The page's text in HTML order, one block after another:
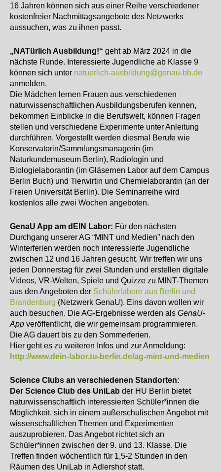
16 Jahren können sich aus einer Reihe verschiedener
kostenfreier Nachmittagsangebote des Netzwerks
aussuchen, was zu ihnen passt.
„NATürlich Ausbildung!“ geht ab März 2024 in die
nächste Runde. Interessierte Jugendliche ab Klasse 9
können sich unter natuerlich-ausbildung@genau-bb.de
anmelden.
Die Mädchen lernen Frauen aus verschiedenen
naturwissenschaftlichen Ausbildungsberufen kennen,
bekommen Einblicke in die Berufswelt, können Fragen
stellen und verschiedene Experimente unter Anleitung
durchführen. Vorgestellt werden diesmal Berufe wie
Konservatorin/Sammlungsmanagerin (im
Naturkundemuseum Berlin), Radiologin und
Biologielaborantin (im Gläsernen Labor auf dem Campus
Berlin Buch) und Tierwirtin und Chemielaborantin (an der
Freien Universität Berlin). Die Seminarreihe wird
kostenlos alle zwei Wochen angeboten.
GenaU App am dEIN Labor: Für den nächsten
Durchgang unserer AG “MINT und Medien” nach den
Winterferien werden noch interessierte Jugendliche
zwischen 12 und 16 Jahren gesucht. Wir treffen wir uns
jeden Donnerstag für zwei Stunden und erstellen digitale
Videos, VR-Welten, Spiele und Quizze zu MINT-Themen
aus den Angeboten der Schülerlabore aus Berlin und
Brandenburg (Netzwerk GenaU). Eins davon wollen wir
auch besuchen. Die AG-Ergebnisse werden als GenaU-
App veröffentlicht, die wir gemeinsam programmieren.
Die AG dauert bis zu den Sommerferien.
Hier geht es zu weiteren Infos und zur Anmeldung:
http://www.dein-labor.tu-berlin.de/ag-mint-und-medien
Science Clubs an verschiedenen Standorten:
Der Science Club des UniLab der HU Berlin bietet
naturwissenschaftlich interessierten Schüler*innen die
Möglichkeit, sich in einem außerschulischen Angebot mit
wissenschaftlichen Themen und Experimenten
auszuprobieren. Das Angebot richtet sich an
Schüler*innen zwischen der 9. und 13. Klasse. Die
Treffen finden wöchentlich für 1,5-2 Stunden in den
Räumen des UniLab in Adlershof statt.